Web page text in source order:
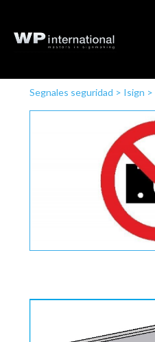
Segnales seguridad > Isign >